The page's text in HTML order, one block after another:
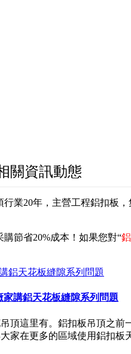
關資訊動態
行業20年，主營工程鋁扣板
節省20%成本！如果您對“
講鋁天花板縫隙系列問題
頂這里有。鋁扣板吊頂之
家在更多的區域使用鋁扣